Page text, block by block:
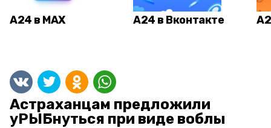
А24 в MAX А24 в Вконтакте
Астраханцам предложили
уРЫБнуться при виде воблы